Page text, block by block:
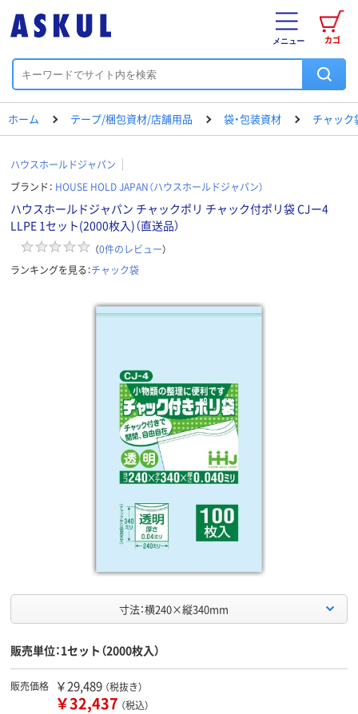
カゴ
メニュー
ホーム テープ/梱包資材/店舗用品 袋・包装資材 チャック
ハウスホールドジャパン
ブランド： HOUSE HOLD JAPAN（ハウスホールドジャパン）
ハウスホールドジャパン チャックポリ チャック付ポリ袋 CJー4
LLPE 1セット(2000枚入)（直送品）
（0件のレビュー）
ランキングを見る：チャック袋
寸法：横240×縦340mm
販売単位：1セット（2000枚入）
販売価格 ￥29,489 （税抜き）
￥32,437 （税込）